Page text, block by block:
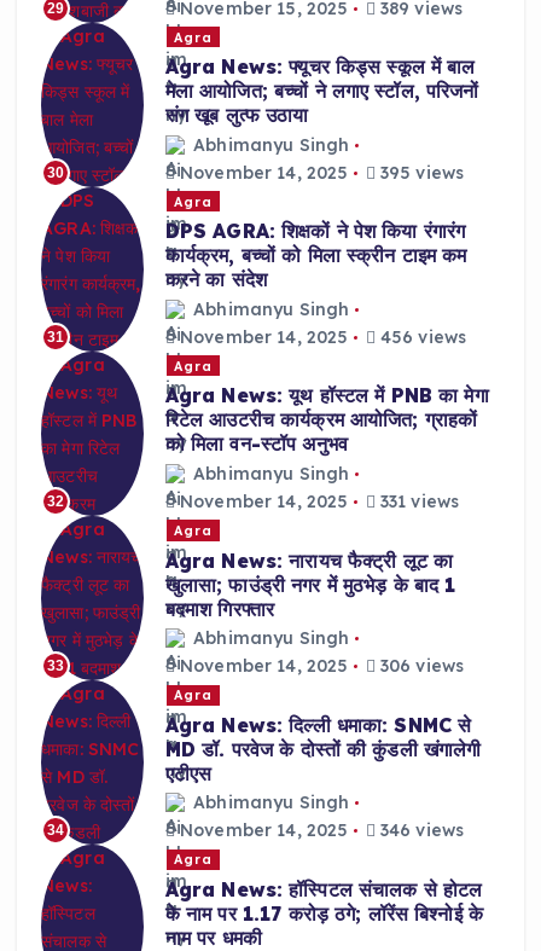
29
November 15, 2025
389 views
30
Agra
Agra News: फ्यूचर किड्स स्कूल में बाल
मेला आयोजित; बच्चों ने लगाए स्टॉल, परिजनों
संग खूब लुत्फ उठाया
Abhimanyu Singh
November 14, 2025
395 views
31
Agra
DPS AGRA: शिक्षकों ने पेश किया रंगारंग
कार्यक्रम, बच्चों को मिला स्क्रीन टाइम कम
करने का संदेश
Abhimanyu Singh
November 14, 2025
456 views
32
Agra
Agra News: यूथ हॉस्टल में PNB का मेगा
रिटेल आउटरीच कार्यक्रम आयोजित; ग्राहकों
को मिला वन-स्टॉप अनुभव
Abhimanyu Singh
November 14, 2025
331 views
33
Agra
Agra News: नारायच फैक्ट्री लूट का
खुलासा; फाउंड्री नगर में मुठभेड़ के बाद 1
बदमाश गिरफ्तार
Abhimanyu Singh
November 14, 2025
306 views
34
Agra
Agra News: दिल्ली धमाका: SNMC से
MD डॉ. परवेज के दोस्तों की कुंडली खंगालेगी
एटीएस
Abhimanyu Singh
November 14, 2025
346 views
Agra
Agra News: हॉस्पिटल संचालक से होटल
के नाम पर 1.17 करोड़ ठगे; लॉरेंस बिश्नोई के
नाम पर धमकी